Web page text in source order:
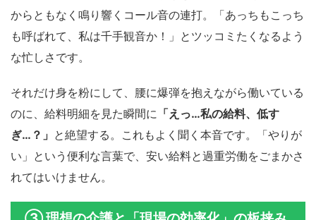
からともなく鳴り響くコール音の連打。「あっちもこっち
も呼ばれて、私は千手観音か！」とツッコミたくなるよう
な忙しさです。
それだけ身を粉にして、腰に爆弾を抱えながら働いている
のに、給料明細を見た瞬間に 「えっ…私の給料、低す
ぎ…？」 と絶望する。これもよく聞く本音です。「やりが
い」という便利な言葉で、安い給料と過重労働をごまかさ
れてはいけません。